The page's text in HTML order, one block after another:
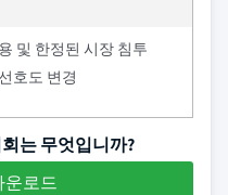
및 한정된 시장 침투
호도 변경
는 무엇입니까?
운로드